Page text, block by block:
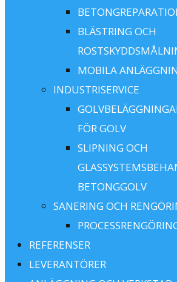
BLÄSTRING OCH
MOBILA
INDUSTRISERVICE
FÖR GOLV
SLIPNING OCH
BETONGGOLV
SANERING OCH
REFERENSER
LEVERANTÖRER